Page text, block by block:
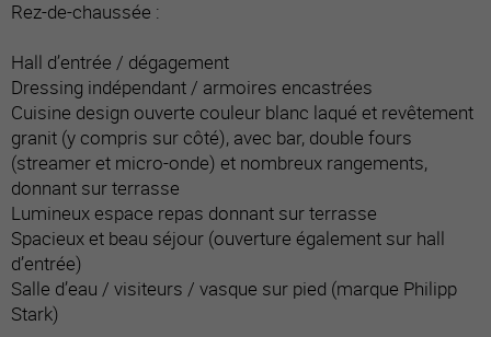
Rez-de-chaussée :
Hall d’entrée / dégagement
Dressing indépendant / armoires encastrées
Cuisine design ouverte couleur blanc laqué et revêtement
granit (y compris sur côté), avec bar, double fours
(streamer et micro-onde) et nombreux rangements,
donnant sur terrasse
Lumineux espace repas donnant sur terrasse
Spacieux et beau séjour (ouverture également sur hall
d’entrée)
Salle d’eau / visiteurs / vasque sur pied (marque Philipp
Stark)